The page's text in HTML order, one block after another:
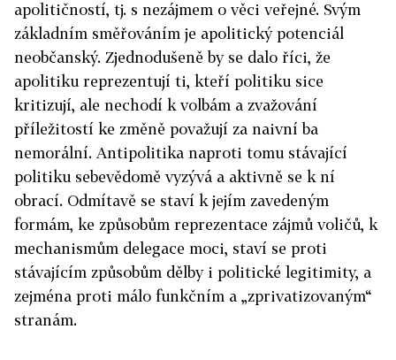
apolitičností, tj. s nezájmem o věci veřejné. Svým
základním směřováním je apolitický potenciál
neobčanský. Zjednodušeně by se dalo říci, že
apolitiku reprezentují ti, kteří politiku sice
kritizují, ale nechodí k volbám a zvažování
příležitostí ke změně považují za naivní ba
nemorální. Antipolitika naproti tomu stávající
politiku sebevědomě vyzývá a aktivně se k ní
obrací. Odmítavě se staví k jejím zavedeným
formám, ke způsobům reprezentace zájmů voličů, k
mechanismům delegace moci, staví se proti
stávajícím způsobům dělby i politické legitimity, a
zejména proti málo funkčním a „zprivatizovaným“
stranám.